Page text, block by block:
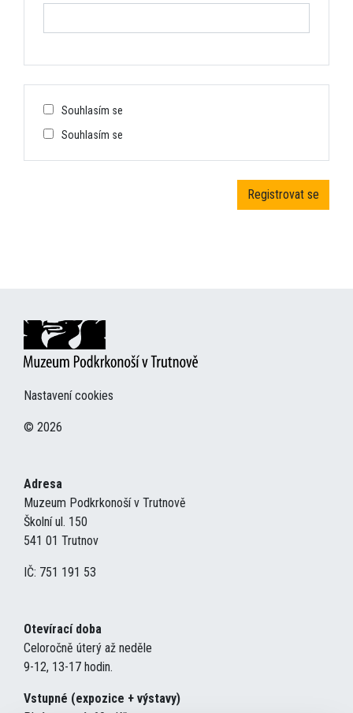
Souhlasím se
Souhlasím se
Nastavení cookies
© 2026
Adresa
Muzeum Podkrkonoší v Trutnově
Školní ul. 150
541 01 Trutnov
IČ: 751 191 53
Otevírací doba
Celoročně úterý až neděle
9-12, 13-17 hodin.
Vstupné (expozice + výstavy)